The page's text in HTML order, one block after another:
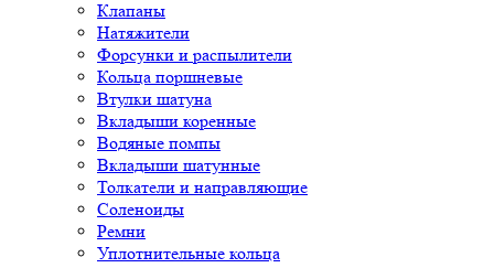
Клапаны
Натяжители
Форсунки и распылители
Кольца поршневые
Втулки шатуна
Вкладыши коренные
Водяные помпы
Вкладыши шатунные
Толкатели и направляющие
Соленоиды
Ремни
Уплотнительные кольца